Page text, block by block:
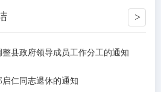
病强制免疫“先打后补”实施养
整县政府领导成员工作分工的通知
启仁同志退休的通知